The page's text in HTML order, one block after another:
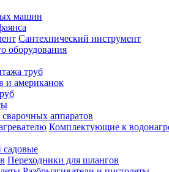
машин
Сантехнический инструмент
оборудования
труб
и американок
аппаратов
Комплектующие к
Переходники для шлангов